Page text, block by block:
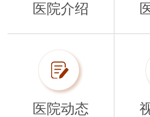
医院介绍
医院动态